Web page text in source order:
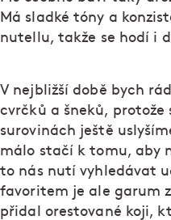
Má sladké tóny a
nutellu, takže se hodí i
V nejbližší době bych
cvrčků a šneků,
surovinách ještě
málo stačí k tomu, aby
to nás nutí vyhledávat
favoritem je ale garum
přidal orestované koji,